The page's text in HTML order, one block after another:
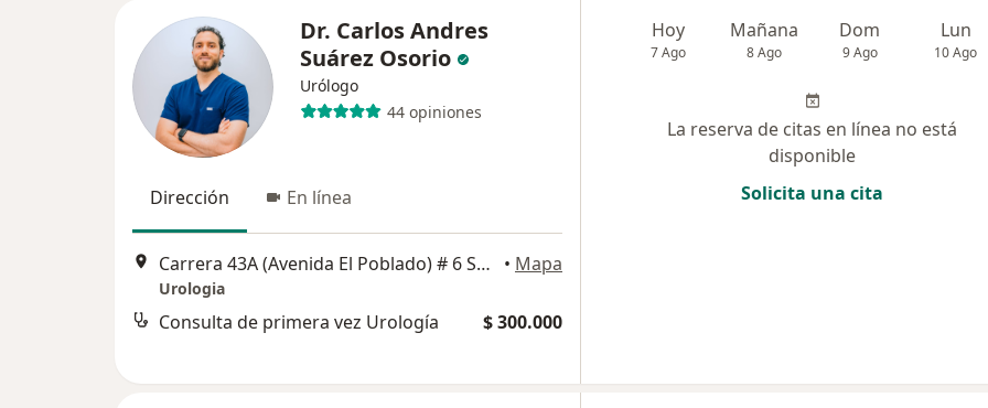
Dr. Carlos Andres
Suárez Osorio
Urólogo
44 opiniones
Dirección En línea
Carrera 43A (Avenida El Poblado) # 6 Sur - 15, Medellín • Mapa
Urologia
Consulta de primera vez Urología $ 300.000
Hoy
7 Ago
Mañana
8 Ago
Dom
9 Ago
Lun
10 Ago
La reserva de citas en línea no está
disponible
Solicita una cita